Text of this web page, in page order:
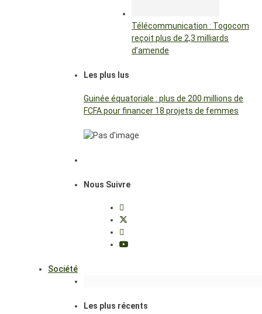
Télécommunication : Togocom
reçoit plus de 2,3 milliards
d’amende
Les plus lus
Guinée équatoriale : plus de 200 millions de
FCFA pour financer 18 projets de femmes
Nous Suivre
Société
Les plus récents